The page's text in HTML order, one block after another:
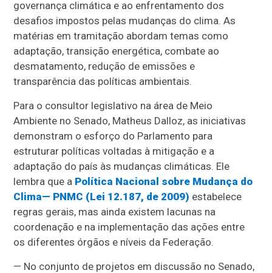
governança climática e ao enfrentamento dos
desafios impostos pelas mudanças do clima. As
matérias em tramitação abordam temas como
adaptação, transição energética, combate ao
desmatamento, redução de emissões e
transparência das políticas ambientais.
Para o consultor legislativo na área de Meio
Ambiente no Senado, Matheus Dalloz, as iniciativas
demonstram o esforço do Parlamento para
estruturar políticas voltadas à mitigação e a
adaptação do país às mudanças climáticas. Ele
lembra que a Política Nacional sobre Mudança do
Clima— PNMC (Lei 12.187, de 2009) estabelece
regras gerais, mas ainda existem lacunas na
coordenação e na implementação das ações entre
os diferentes órgãos e níveis da Federação.
— No conjunto de projetos em discussão no Senado,